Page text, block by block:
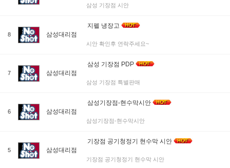
삼성 기장점 시안
8 삼성대리점
지펠 냉장고
시안 확인후 연락주세요~
7 삼성대리점
삼성 기장점 PDP
삼성 기장점 특별판매
6 삼성대리점
삼성기장점-현수막시안
삼성기장점-현수막시안
5 삼성대리점
기장점 공기청정기 현수막 시안
기장점 공기청정기 현수막 시안